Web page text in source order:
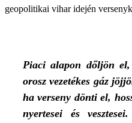
geopolitikai vihar idején
Piaci alapon dőljön
orosz vezetékes gáz
ha verseny dönti el,
nyertesei és